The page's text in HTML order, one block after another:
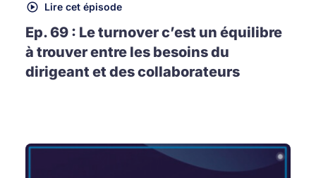
Lire cet épisode
Ep. 69 : Le turnover c’est un équilibre
à trouver entre les besoins du
dirigeant et des collaborateurs